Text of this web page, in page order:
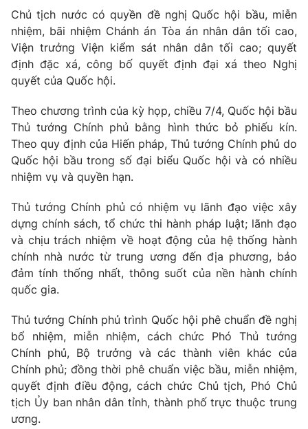
THỜI BÁO VTV
Theo dõi báo trên
Cơ quan chủ quản:Đài Truyền hình Việt Nam
Cơ quan báo chí:
Thời báo VTV
Giấy phép hoạt động báo in và báo điện tử số 483/GP-BTTTT
cấp ngày 29/12/2023
Phó Tổng Biên tập:Nguyễn Thị Mỹ Hạnh, Phạm Quốc Thắng,
Nguyễn Trọng Ninh
Tổng đài VTV:024.38 355 931 - 024.38 355 932
Ðiện thoại Thời báo VTV: 024.66 897 897
Email: toasoan@vtv.vn
Liên hệ quảng cáo:
Chủ tịch nước có quyền đề nghị Quốc hội bầu, miễn
nhiệm, bãi nhiệm Chánh án Tòa án nhân dân tối cao,
Viện trưởng Viện kiểm sát nhân dân tối cao; quyết
định đặc xá, công bố quyết định đại xá theo Nghị
quyết của Quốc hội.
Theo chương trình của kỳ họp, chiều 7/4, Quốc hội bầu
Thủ tướng Chính phủ bằng hình thức bỏ phiếu kín.
Theo quy định của Hiến pháp, Thủ tướng Chính phủ do
Quốc hội bầu trong số đại biểu Quốc hội và có nhiều
nhiệm vụ và quyền hạn.
Thủ tướng Chính phủ có nhiệm vụ lãnh đạo việc xây
dựng chính sách, tổ chức thi hành pháp luật; lãnh đạo
và chịu trách nhiệm về hoạt động của hệ thống hành
chính nhà nước từ trung ương đến địa phương, bảo
đảm tính thống nhất, thông suốt của nền hành chính
quốc gia.
Thủ tướng Chính phủ trình Quốc hội phê chuẩn đề nghị
bổ nhiệm, miễn nhiệm, cách chức Phó Thủ tướng
Chính phủ, Bộ trưởng và các thành viên khác của
Chính phủ; đồng thời phê chuẩn việc bầu, miễn nhiệm,
quyết định điều động, cách chức Chủ tịch, Phó Chủ
tịch Ủy ban nhân dân tỉnh, thành phố trực thuộc trung
ương.